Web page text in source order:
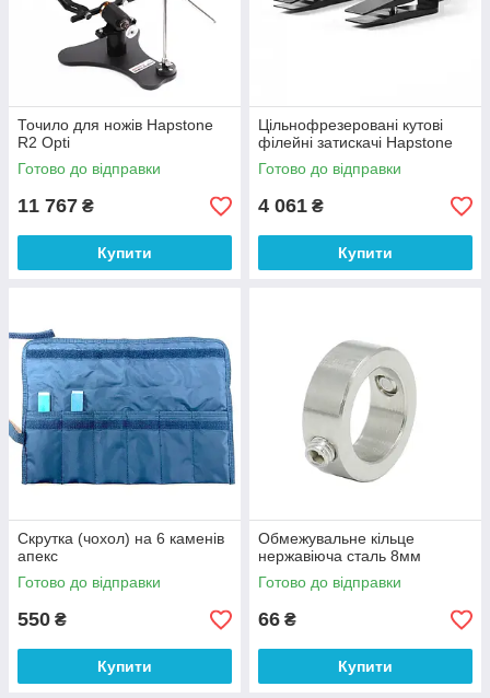
Точило для ножів Hapstone
R2 Opti
Готово до відправки
11 767 ₴
Купити
Цільнофрезеровані кутові
філейні затискачі Hapstone
Готово до відправки
4 061 ₴
Купити
Скрутка (чохол) на 6 каменів
апекс
Готово до відправки
550 ₴
Купити
Обмежувальне кільце
нержавіюча сталь 8мм
Готово до відправки
66 ₴
Купити